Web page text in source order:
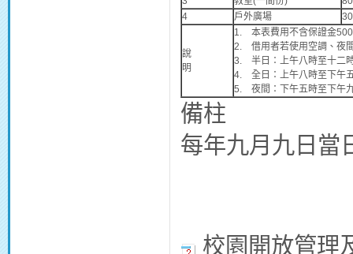
4
戶外廣場
說
明
1. 本表費用不含保證金
2. 借用者若使用空調、夜
3. 半日：上午八時至十二
4. 全日：上午八時至下午
5. 夜間：下午五時至下午
備柱
每年九月九日當
校園開放管理